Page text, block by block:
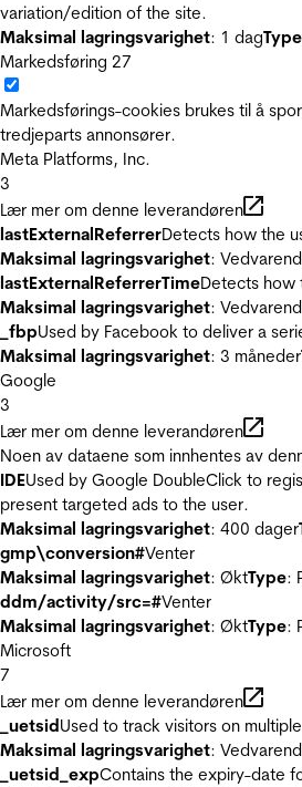
variation/edition of the site.
Maksimal lagringsvarighet: 1 dagType
Markedsføring 27
Markedsførings-cookies brukes til å
tredjeparts annonsører.
Meta Platforms, Inc.
3
Lær mer om denne leverandøren
lastExternalReferrerDetects how the
Maksimal lagringsvarighet:
lastExternalReferrerTimeDetects how
Maksimal lagringsvarighet:
_fbpUsed by Facebook to deliver a
Maksimal lagringsvarighet: 3 måneder
Google
3
Lær mer om denne leverandøren
Noen av dataene som innhentes av
IDEUsed by Google DoubleClick to
present targeted ads to the user.
Maksimal lagringsvarighet: 400 dager
gmp\conversion#Venter
Maksimal lagringsvarighet: ØktType:
ddm/activity/src=#Venter
Maksimal lagringsvarighet: ØktType:
Microsoft
7
Lær mer om denne leverandøren
_uetsidUsed to track visitors on
Maksimal lagringsvarighet:
_uetsid_expContains the expiry-date